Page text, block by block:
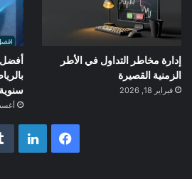
إدارة مخاطر التداول في الأطر
الزمنية القصيرة
فبراير 18, 2026
أغسطس
فيسبوك